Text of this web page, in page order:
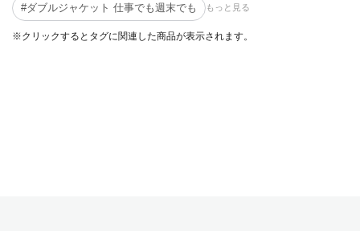
#ダブルジャケット 仕事でも週末でも もっと見る
※クリックするとタグに関連した商品が表示されます。